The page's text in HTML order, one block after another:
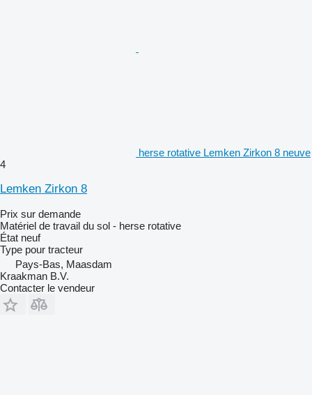
herse rotative Lemken Zirkon 8 neuve
4
Lemken Zirkon 8
Prix sur demande
Matériel de travail du sol - herse rotative
État neuf
Type pour tracteur
Pays-Bas, Maasdam
Kraakman B.V.
Contacter le vendeur